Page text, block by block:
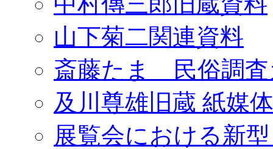
山下菊二関連資料
斎藤たま 民俗調査
及川尊雄旧蔵 紙媒
展覧会における新